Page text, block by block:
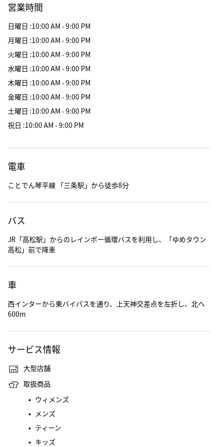
営業時間
日曜日 :10:00 AM - 9:00 PM
月曜日 :10:00 AM - 9:00 PM
火曜日 :10:00 AM - 9:00 PM
水曜日 :10:00 AM - 9:00 PM
木曜日 :10:00 AM - 9:00 PM
金曜日 :10:00 AM - 9:00 PM
土曜日 :10:00 AM - 9:00 PM
祝日 :10:00 AM - 9:00 PM
電車
ことでん琴平線 「三条駅」から徒歩8分
バス
JR「高松駅」からのレインボー循環バスを利用し、「ゆめタウン
高松」前で降車
車
西インターから東バイパスを通り、上天神交差点を左折し、北へ
600m
サービス情報
大型店舗
取扱商品
ウィメンズ
メンズ
ティーン
キッズ